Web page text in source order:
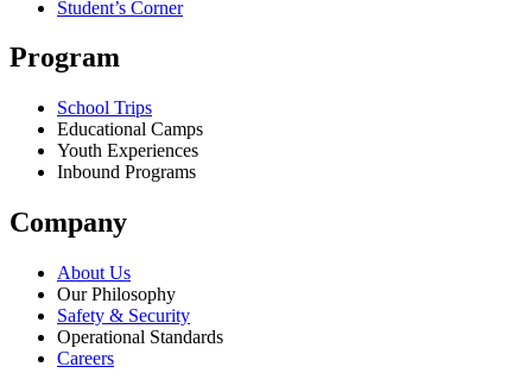
Student’s Corner
Program
School Trips
Educational Camps
Youth Experiences
Inbound Programs
Company
About Us
Our Philosophy
Safety & Security
Operational Standards
Careers